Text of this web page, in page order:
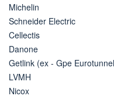
Michelin
Schneider Electric
Cellectis
Danone
Getlink (ex - Gpe
LVMH
Nicox